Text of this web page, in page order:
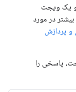
و یک ویجت
در مورد
پردازش
پاسخی را